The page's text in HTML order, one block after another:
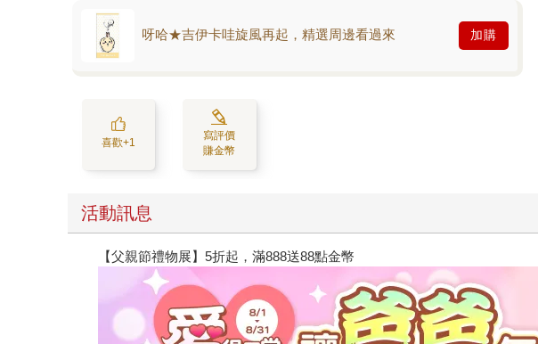
呀哈★吉伊卡哇旋風再起，精選周邊看過來 加購
喜歡+1
寫評價
賺金幣
活動訊息
【父親節禮物展】5折起，滿888送88點金幣